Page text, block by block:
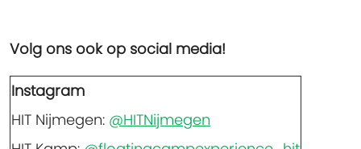
Volg ons ook op social media!
Instagram
HIT Nijmegen: @HITNijmegen